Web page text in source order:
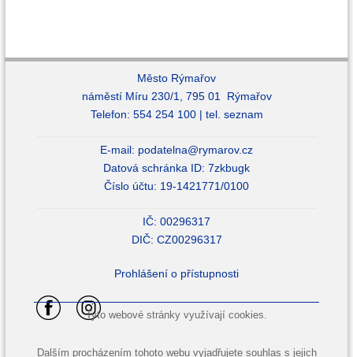
Město Rýmařov
náměstí Míru 230/1, 795 01 Rýmařov
Telefon: 554 254 100 | tel. seznam
E-mail: podatelna@rymarov.cz
Datová schránka ID: 7zkbugk
Číslo účtu: 19-1421771/0100
IČ: 00296317
DIČ: CZ00296317
Prohlášení o přístupnosti
Tyto webové stránky využívají cookies.
Dalším procházením tohoto webu vyjadřujete souhlas s jejich